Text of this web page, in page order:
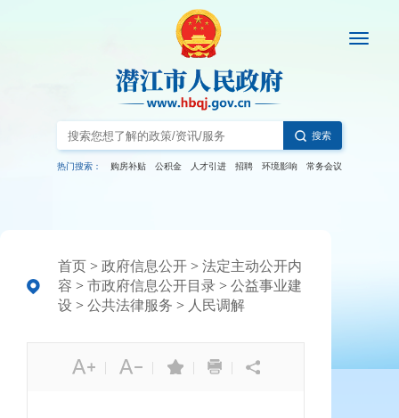
搜索
热门搜索： 购房补贴 公积金 人才引进 招聘 环境影响 常务会议
首页 > 政府信息公开 > 法定主动公开内
容 > 市政府信息公开目录 > 公益事业建
设 > 公共法律服务 > 人民调解
| | | |